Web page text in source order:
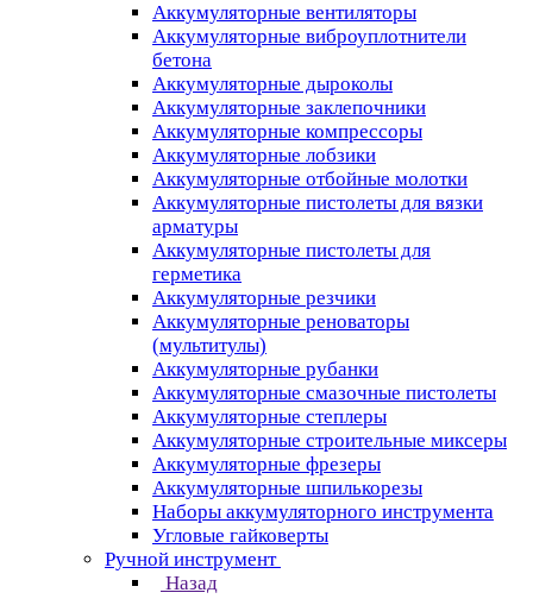
Аккумуляторные вентиляторы
Аккумуляторные виброуплотнители
бетона
Аккумуляторные дыроколы
Аккумуляторные заклепочники
Аккумуляторные компрессоры
Аккумуляторные лобзики
Аккумуляторные отбойные молотки
Аккумуляторные пистолеты для вязки
арматуры
Аккумуляторные пистолеты для
герметика
Аккумуляторные резчики
Аккумуляторные реноваторы
(мультитулы)
Аккумуляторные рубанки
Аккумуляторные смазочные пистолеты
Аккумуляторные степлеры
Аккумуляторные строительные миксеры
Аккумуляторные фрезеры
Аккумуляторные шпилькорезы
Наборы аккумуляторного инструмента
Угловые гайковерты
Ручной инструмент
Назад